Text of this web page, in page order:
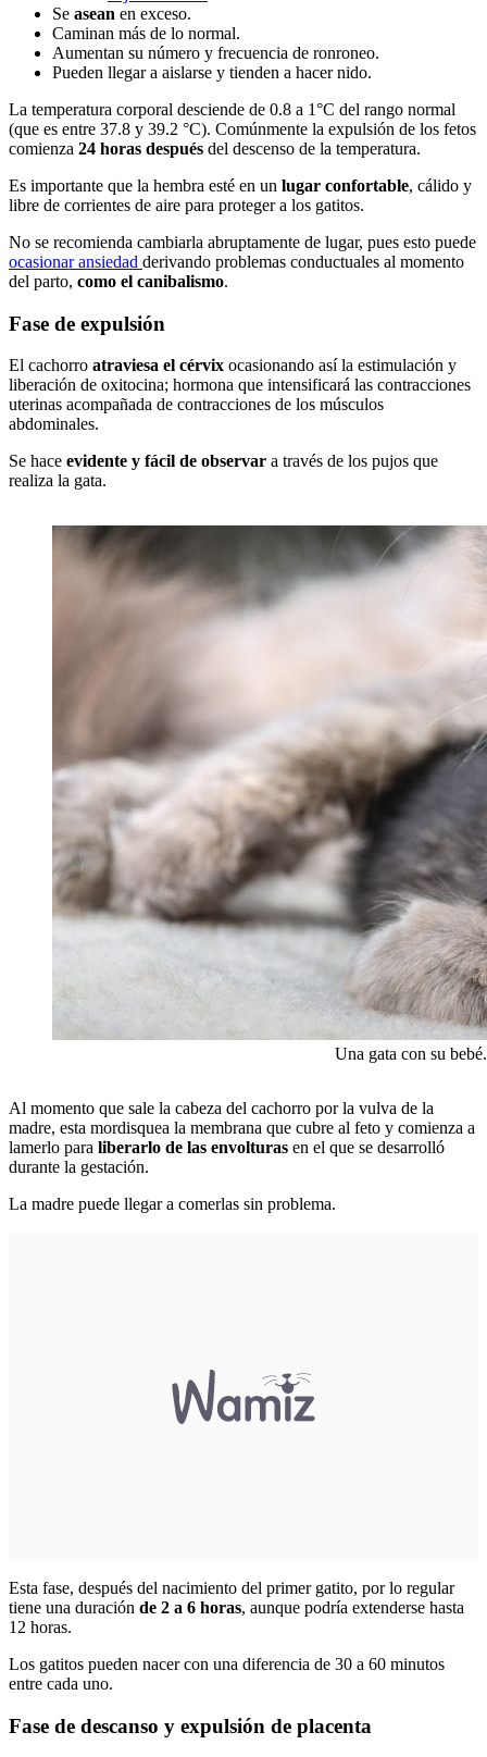
Se asean en exceso.
Caminan más de lo normal.
Aumentan su número y frecuencia de ronroneo.
Pueden llegar a aislarse y tienden a hacer nido.
La temperatura corporal desciende de 0.8 a 1°C del rango normal
(que es entre 37.8 y 39.2 °C). Comúnmente la expulsión de los fetos
comienza 24 horas después del descenso de la temperatura.
Es importante que la hembra esté en un lugar confortable, cálido y
libre de corrientes de aire para proteger a los gatitos.
No se recomienda cambiarla abruptamente de lugar, pues esto puede
ocasionar ansiedad derivando problemas conductuales al momento
del parto, como el canibalismo.
Fase de expulsión
El cachorro atraviesa el cérvix ocasionando así la estimulación y
liberación de oxitocina; hormona que intensificará las contracciones
uterinas acompañada de contracciones de los músculos
abdominales.
Se hace evidente y fácil de observar a través de los pujos que
realiza la gata.
Una gata con su
Al momento que sale la cabeza del cachorro por la vulva de la
madre, esta mordisquea la membrana que cubre al feto y comienza a
lamerlo para liberarlo de las envolturas en el que se desarrolló
durante la gestación.
La madre puede llegar a comerlas sin problema.
Esta fase, después del nacimiento del primer gatito, por lo regular
tiene una duración de 2 a 6 horas, aunque podría extenderse hasta
12 horas.
Los gatitos pueden nacer con una diferencia de 30 a 60 minutos
entre cada uno.
Fase de descanso y expulsión de placenta